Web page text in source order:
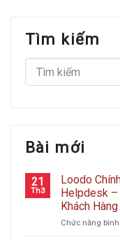
Tìm kiếm
Bài mới
21
Th3
Loodo
Helpdesk –
Khách Hàng
Chức năng